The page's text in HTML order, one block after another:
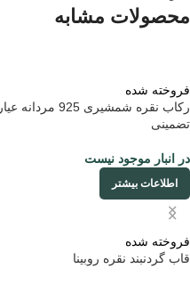
محصولات مشابه
فروخته شده
رکاب نقره شمشیری 925 مردانه عیار
تضمینی
در انبار موجود نیست
اطلاعات بیشتر
فروخته شده
قاب گردنبند نقره روبینا